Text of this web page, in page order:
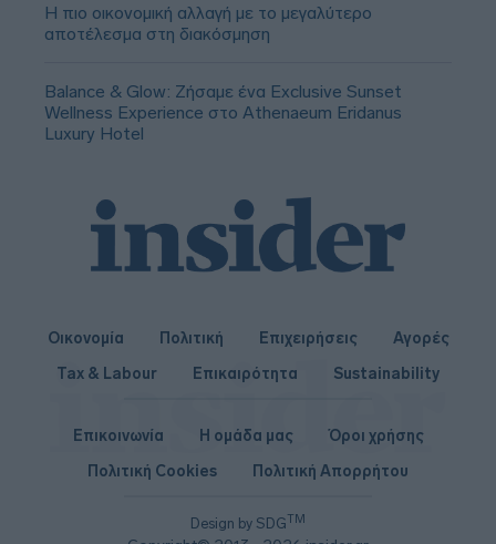
Η πιο οικονομική αλλαγή με το μεγαλύτερο
αποτέλεσμα στη διακόσμηση
Balance & Glow: Ζήσαμε ένα Exclusive Sunset
Wellness Experience στο Athenaeum Eridanus
Luxury Hotel
Οικονομία Πολιτική Επιχειρήσεις
Αγορές
Tax & Labour
Επικαιρότητα Sustainability
Design by SDGTM
Επικοινωνία Η ομάδα μας
Όροι χρήσης
Πολιτική Cookies
Πολιτική Απορρήτου